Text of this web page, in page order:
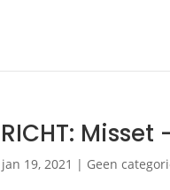
jan 19, 2021 | Geen